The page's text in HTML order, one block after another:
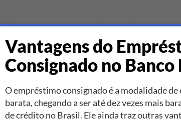
Vantagens do
Consignado no Banco
O empréstimo consignado é a modalidade de
barata, chegando a ser até dez vezes mais
de crédito no Brasil. Ele ainda traz outras